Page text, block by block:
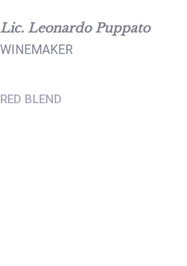
Lic. Leonardo Puppato
WINEMAKER
RED BLEND